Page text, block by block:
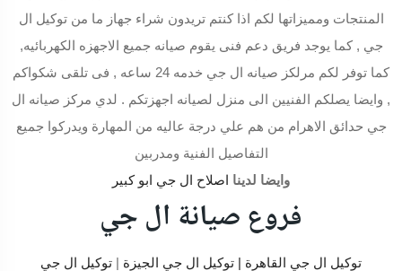
المنتجات ومميزاتها لكم اذا كنتم تريدون شراء جهاز ما من توكيل ال
جي , كما يوجد فريق دعم فنى يقوم صيانه جميع الاجهزه الكهربائيه,
كما توفر لكم مرلكز صيانه ال جي خدمه 24 ساعه , فى تلقى شكواكم
, وايضا يصلكم الفنيين الى منزل لصيانه اجهزتكم . لدي مركز صيانه ال
جي حدائق الاهرام من هم علي درجة عاليه من المهارة ويدركوا جميع
التفاصيل الفنية ومدربين
وايضا لدينا اصلاح ال جي ابو كبير
فروع صيانة ال جي
توكيل ال جي القاهرة | توكيل ال جي الجيزة | توكيل ال جي